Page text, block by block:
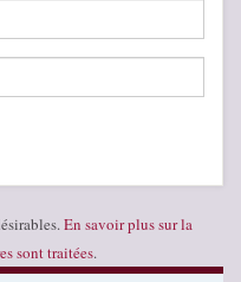
En savoir plus sur la
sont traitées.